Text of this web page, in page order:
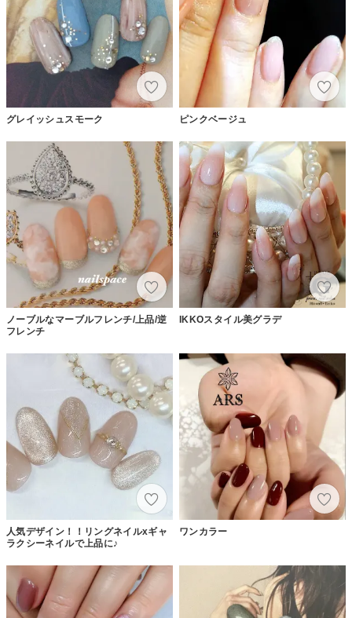
グレイッシュスモーク ピンクベージュ
ノーブルなマーブルフレンチ/上品/逆
フレンチ
IKKOスタイル美グラデ
人気デザイン！！リングネイルxギャ
ラクシーネイルで上品に♪
ワンカラー